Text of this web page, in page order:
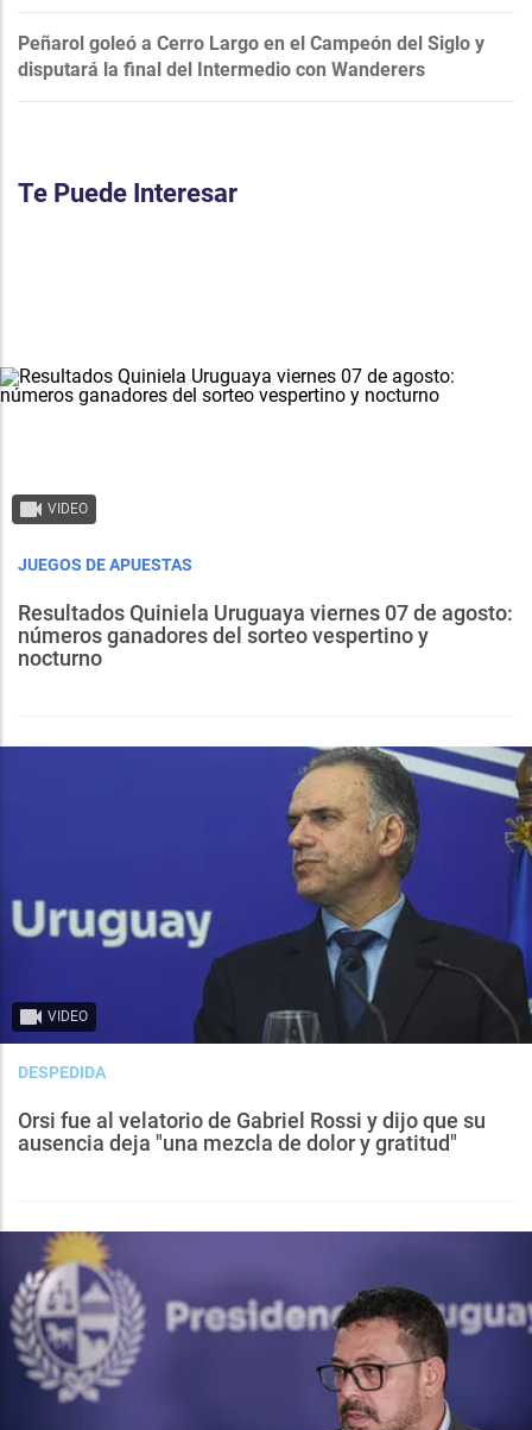
Peñarol goleó a Cerro Largo en el Campeón del Siglo y
disputará la final del Intermedio con Wanderers
Te Puede Interesar
VIDEO
JUEGOS DE APUESTAS
Resultados Quiniela Uruguaya viernes 07 de agosto:
números ganadores del sorteo vespertino y
nocturno
VIDEO
DESPEDIDA
Orsi fue al velatorio de Gabriel Rossi y dijo que su
ausencia deja "una mezcla de dolor y gratitud"